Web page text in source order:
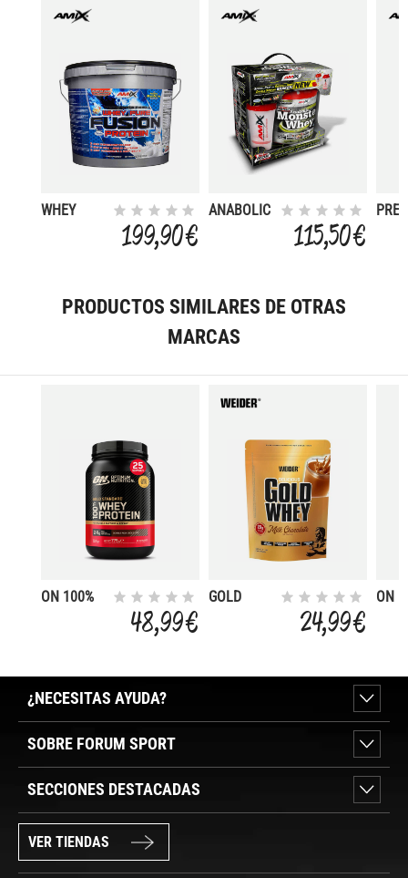
WHEY
199,90 €
ANABOLIC
115,50 €
PRODUCTOS SIMILARES DE OTRAS
MARCAS
ON 100%
48,99 €
GOLD
24,99 €
ON
¿NECESITAS AYUDA?
SOBRE FORUM SPORT
SECCIONES DESTACADAS
VER TIENDAS